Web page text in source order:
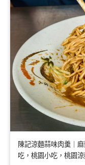
陳記涼麵蒜味肉羹｜
吃，桃園小吃，桃園